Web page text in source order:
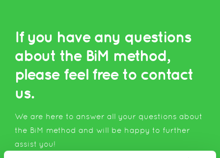
If you have any questions
about the BiM method,
please feel free to contact
us.
We are here to answer all your questions about
the BiM method and will be happy to further
assist you!